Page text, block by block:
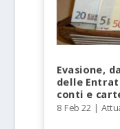
Evasione,
delle
conti e
8 Feb 22 |